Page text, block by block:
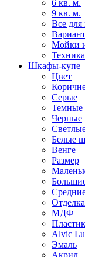
6 кв. м.
9 кв. м.
Все для
Мойки
Шкафы-купе
Цвет
Серые
Темные
Черные
Белые
Венге
Размер
МДФ
Пластик
Alvic
Эмаль
Акрил